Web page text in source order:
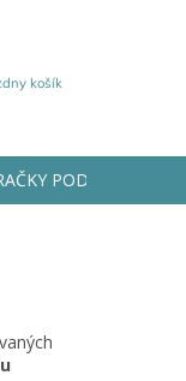
košík
PODĽA